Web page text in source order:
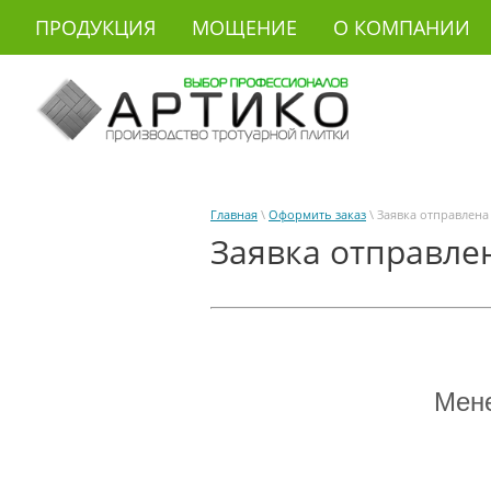
ПРОДУКЦИЯ МОЩЕНИЕ О КОМПАНИИ
Главная \ Оформить заказ \ Заявка отправлена
Заявка